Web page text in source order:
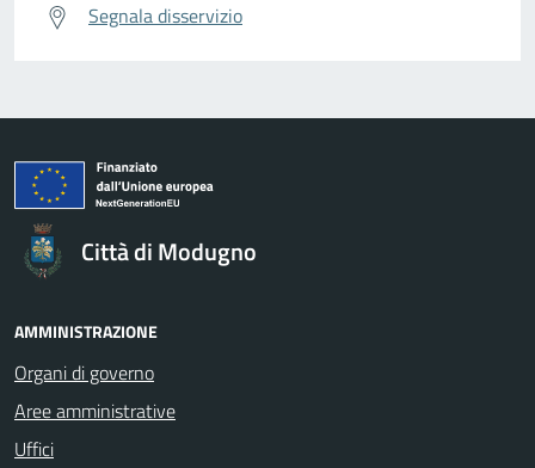
Segnala disservizio
Città di Modugno
AMMINISTRAZIONE
Organi di governo
Aree amministrative
Uffici